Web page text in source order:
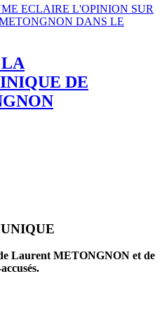
ECLAIRE L'OPINION SUR
DANS LE
LA
DE
Laurent METONGNON et de